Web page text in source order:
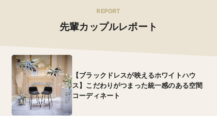
REPORT
先輩カップルレポート
【ブラックドレスが映えるホワイトハウ
ス】こだわりがつまった統一感のある空間
コーディネート